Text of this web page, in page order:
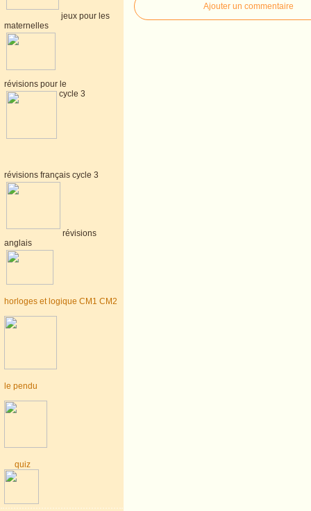
jeux pour les
maternelles
révisions pour le
cycle 3
révisions français cycle 3
révisions
anglais
horloges et logique CM1 CM2
le pendu
quiz
Ajouter un commentaire